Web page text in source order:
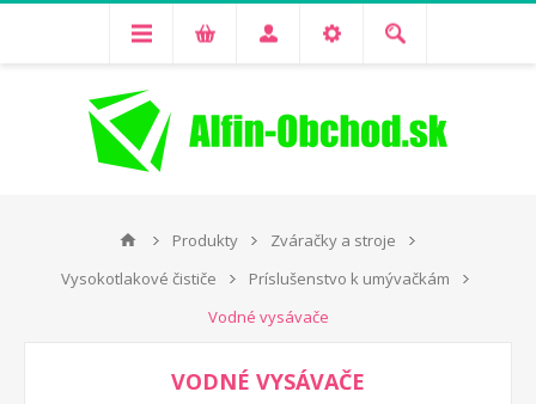
Produkty
Zváračky a stroje
Vysokotlakové čističe
Príslušenstvo k umývačkám
Vodné vysávače
VODNÉ VYSÁVAČE